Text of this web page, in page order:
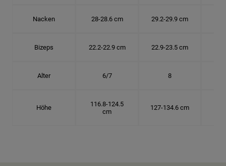
Nacken 28-28.6 cm 29.2-29.9 cm
Bizeps 22.2-22.9 cm 22.9-23.5 cm
Alter 6/7 8
Höhe
116.8-124.5
cm
127-134.6 cm